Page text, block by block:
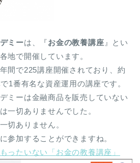
ミーは、『お金の教養講座 』とい
地で開催しています。
間で225講座開催されており、約
1番有名な資産運用の講座です。
ミーは金融商品を販売していない
一切ありませんでした。
切ありません。
参加することができますね。
ったいない「お金の教養講座」